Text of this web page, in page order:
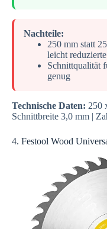
Nachteile:
250 mm statt
leicht
Schnittqualität
genug
Technische Daten: 250
Schnittbreite 3,0 mm |
4. Festool Wood